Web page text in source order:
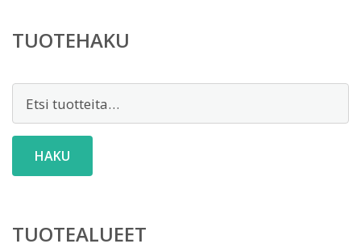
TUOTEHAKU
HAKU
TUOTEALUEET